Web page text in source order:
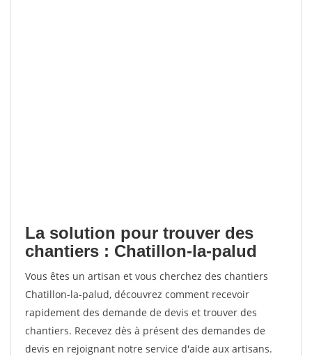
La solution pour trouver des
chantiers : Chatillon-la-palud
Vous êtes un artisan et vous cherchez des chantiers
Chatillon-la-palud, découvrez comment recevoir
rapidement des demande de devis et trouver des
chantiers. Recevez dès à présent des demandes de
devis en rejoignant notre service d'aide aux artisans.